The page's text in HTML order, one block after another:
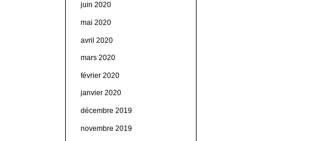
juin 2020
mai 2020
avril 2020
mars 2020
février 2020
janvier 2020
décembre 2019
novembre 2019